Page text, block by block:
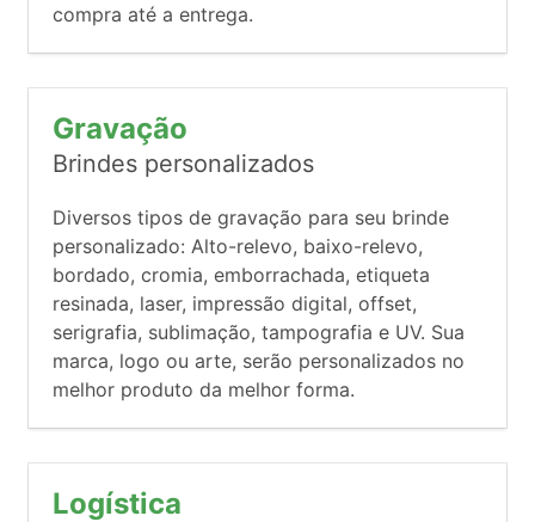
compra até a entrega.
Gravação
Brindes personalizados
Diversos tipos de gravação para seu brinde
personalizado: Alto-relevo, baixo-relevo,
bordado, cromia, emborrachada, etiqueta
resinada, laser, impressão digital, offset,
serigrafia, sublimação, tampografia e UV. Sua
marca, logo ou arte, serão personalizados no
melhor produto da melhor forma.
Logística